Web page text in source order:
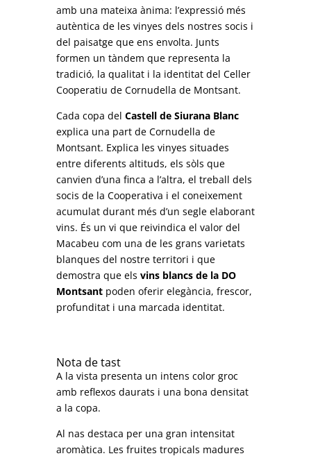
amb una mateixa ànima: l’expressió més
autèntica de les vinyes dels nostres socis i
del paisatge que ens envolta. Junts
formen un tàndem que representa la
tradició, la qualitat i la identitat del Celler
Cooperatiu de Cornudella de Montsant.
Cada copa del Castell de Siurana Blanc
explica una part de Cornudella de
Montsant. Explica les vinyes situades
entre diferents altituds, els sòls que
canvien d’una finca a l’altra, el treball dels
socis de la Cooperativa i el coneixement
acumulat durant més d’un segle elaborant
vins. És un vi que reivindica el valor del
Macabeu com una de les grans varietats
blanques del nostre territori i que
demostra que els vins blancs de la DO
Montsantpoden oferir elegància, frescor,
profunditat i una marcada identitat.
Nota de tast
A la vista presenta un intens color groc
amb reflexos daurats i una bona densitat
a la copa.
Al nas destaca per una gran intensitat
aromàtica. Les fruites tropicals madures